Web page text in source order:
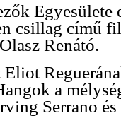
Egyesülete
csillag című
Renátó.
a
Serrano